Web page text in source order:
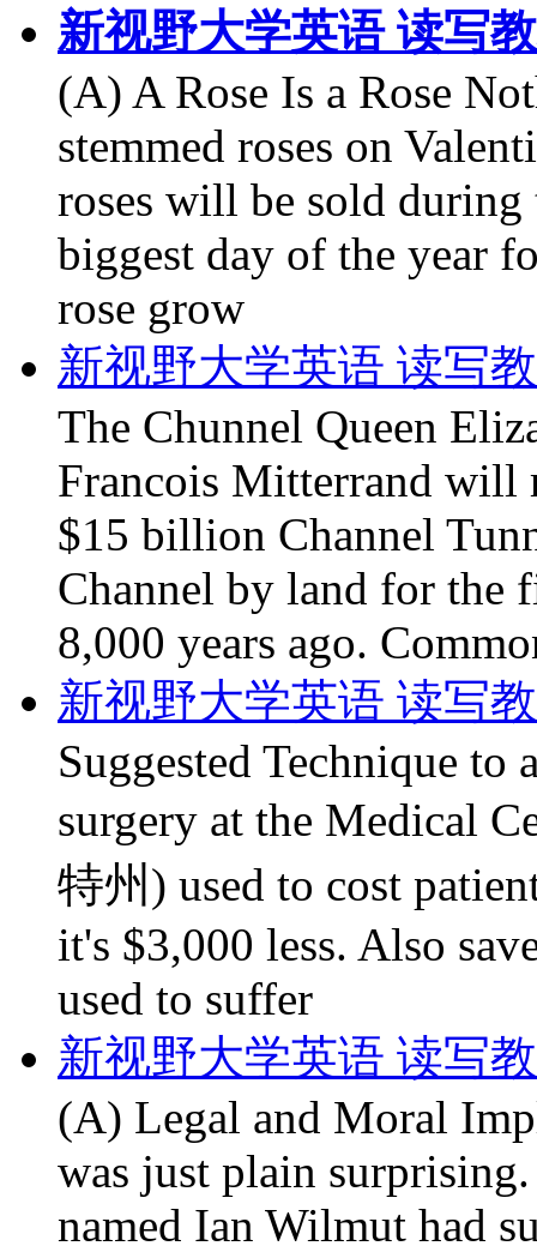
新视野大学英语 读写
(A) A Rose Is a Rose
stemmed roses on
roses will be sold
biggest day of the year
rose grow
新视野大学英语 读写
The Chunnel Queen
Francois Mitterrand will
$15 billion Channel
Channel by land for the
8,000 years ago.
新视野大学英语 读写
Suggested Technique to
surgery at the Medical
特州) used to cost
it's $3,000 less. Also
used to suffer
新视野大学英语 读写
(A) Legal and Moral
was just plain
named Ian Wilmut had